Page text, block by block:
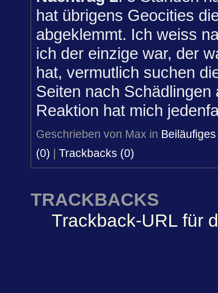
hat übrigens Geocities
abgeklemmt. Ich weiss
ich der einzige war, der
hat, vermutlich suchen
Seiten nach Schädlingen
Reaktion hat mich
Geschrieben von Max in Beiläufiges
(0) | Trackbacks (0)
TRACKBACKS
Trackback-URL für